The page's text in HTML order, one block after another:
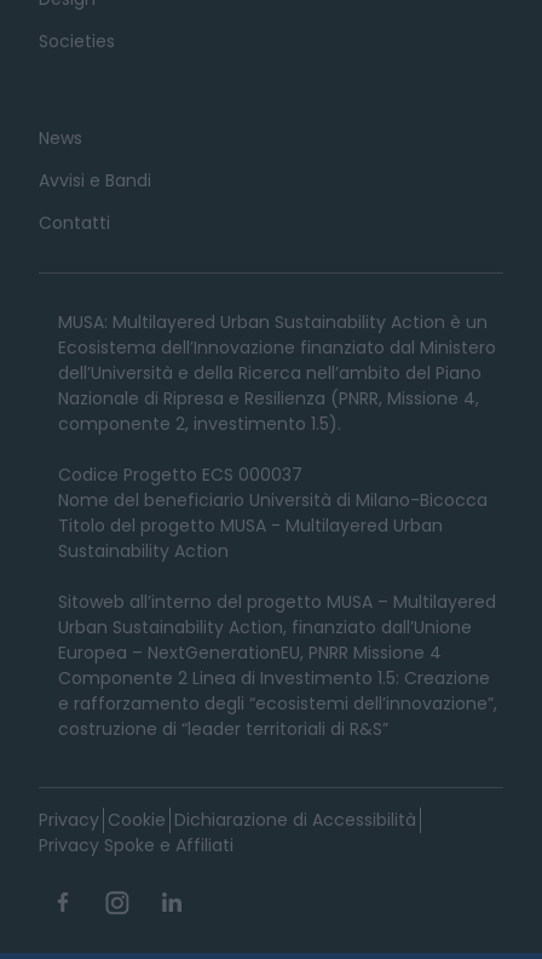
Societies
News
Avvisi e Bandi
Contatti
MUSA: Multilayered Urban Sustainability Action è un
Ecosistema dell’Innovazione finanziato dal Ministero
dell’Università e della Ricerca nell’ambito del Piano
Nazionale di Ripresa e Resilienza (PNRR, Missione 4,
componente 2, investimento 1.5).
Codice Progetto ECS 000037
Nome del beneficiario Università di Milano-Bicocca
Titolo del progetto MUSA - Multilayered Urban
Sustainability Action
Sitoweb all’interno del progetto MUSA – Multilayered
Urban Sustainability Action, finanziato dall’Unione
Europea – NextGenerationEU, PNRR Missione 4
Componente 2 Linea di Investimento 1.5: Creazione
e rafforzamento degli “ecosistemi dell’innovazione”,
costruzione di “leader territoriali di R&S”
Privacy Cookie Dichiarazione di Accessibilità
Privacy Spoke e Affiliati